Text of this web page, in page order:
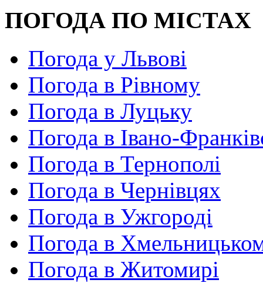
ПОГОДА ПО МІСТАХ
Погода у Львові
Погода в Рівному
Погода в Луцьку
Погода в Івано-
Погода в Тернополі
Погода в Чернівцях
Погода в Ужгороді
Погода в
Погода в Житомирі